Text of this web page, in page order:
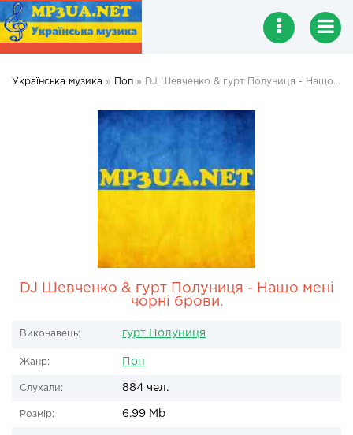
Українська музика » Поп » DJ Шевченко & гурт Полуниця - Нащо мені чорні брови.
DJ Шевченко & гурт Полуниця - Нащо мені
чорні брови.
Виконавець: гурт Полуниця
Жанр: Поп
Слухали: 884 чел.
Розмір: 6.99 Mb